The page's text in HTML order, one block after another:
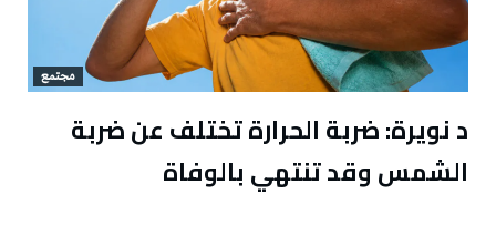
مجتمع
د نويرة: ضربة الحرارة تختلف عن ضربة
الشمس وقد تنتهي بالوفاة